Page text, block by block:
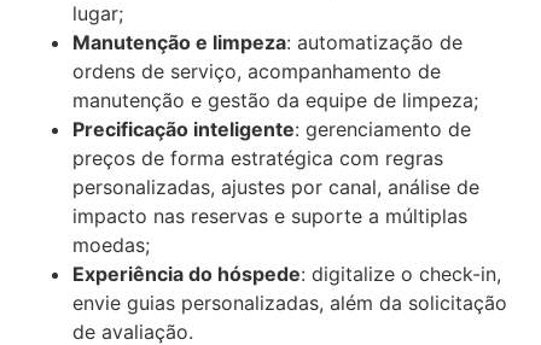
lugar;
Manutenção e limpeza: automatização de
ordens de serviço, acompanhamento de
manutenção e gestão da equipe de limpeza;
Precificação inteligente: gerenciamento de
preços de forma estratégica com regras
personalizadas, ajustes por canal, análise de
impacto nas reservas e suporte a múltiplas
moedas;
Experiência do hóspede: digitalize o check-in,
envie guias personalizadas, além da solicitação
de avaliação.